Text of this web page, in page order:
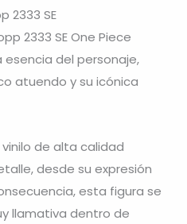
2333 SE
2333 SE One Piece
del personaje,
atuendo y su icónica
de alta calidad
desde su expresión
esta figura se
llamativa dentro de